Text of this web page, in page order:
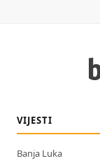
VIJESTI
Banja Luka